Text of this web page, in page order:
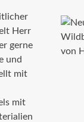
Herr
gerne
und
mit
mit